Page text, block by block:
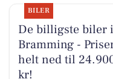
BILER
De billigste biler i
Bramming -
helt ned til
kr!